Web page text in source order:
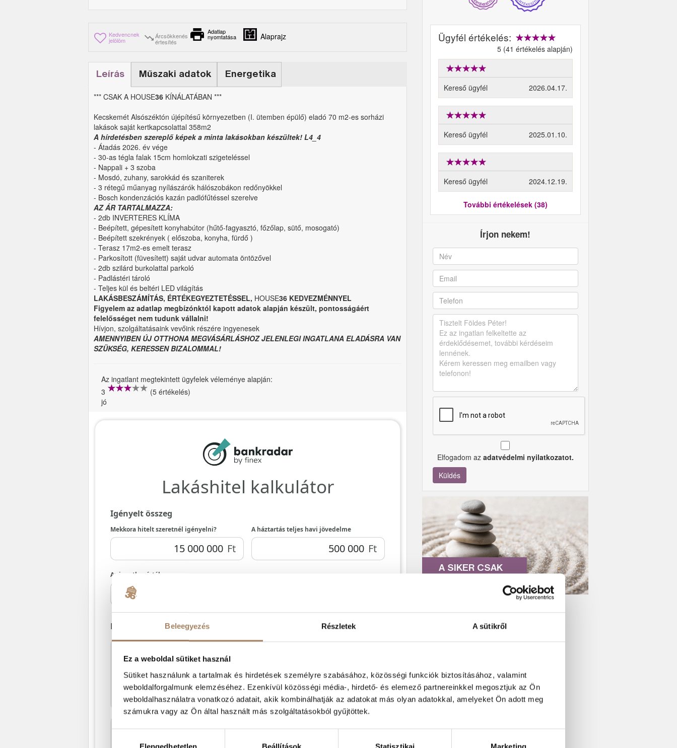
Beleegyezés Részletek A sütikről
Ez a weboldal sütiket használ
Sütiket használunk a tartalmak és hirdetések személyre szabásához, közösségi funkciók biztosításához, valamint
weboldalforgalmunk elemzéséhez. Ezenkívül közösségi média-, hirdető- és elemező partnereinkkel megosztjuk az Ön
weboldalhasználatra vonatkozó adatait, akik kombinálhatják az adatokat más olyan adatokkal, amelyeket Ön adott meg
számukra vagy az Ön által használt más szolgáltatásokból gyűjtöttek.
Kedvencnek
jelölöm
Árcsökkenés
értesítés
Adatlap
nyomtatása Alaprajz
Leírás Műszaki adatok Energetika
*** CSAK A HOUSE36 KÍNÁLATÁBAN ***
Kecskemét Alsószéktón újépítésű környezetben (I. ütemben épülő) eladó 70 m2-es sorházi
lakások saját kertkapcsolattal 358m2
A hírdetésben szereplő képek a minta lakásokban készültek! L4_4
- Átadás 2026. év vége
- 30-as tégla falak 15cm homlokzati szigeteléssel
- Nappali + 3 szoba
- Mosdó, zuhany, sarokkád és szaniterek
- 3 rétegű műanyag nyílászárók hálószobákon redőnyökkel
- Bosch kondenzációs kazán padlófűtéssel szerelve
AZ ÁR TARTALMAZZA:
- 2db INVERTERES KLÍMA
- Beépített, gépesített konyhabútor (hűtő-fagyasztó, főzőlap, sütő, mosogató)
- Beépített szekrények ( előszoba, konyha, fürdő )
- Terasz 17m2-es emelt terasz
- Parkosított (füvesített) saját udvar automata öntözővel
- 2db szilárd burkolattal parkoló
- Padlástéri tároló
- Teljes kül és beltéri LED világítás
LAKÁSBESZÁMÍTÁS, ÉRTÉKEGYEZTETÉSSEL, HOUSE36 KEDVEZMÉNNYEL
Figyelem az adatlap megbízónktól kapott adatok alapján készült, pontosságáért
felelősséget nem tudunk vállalni!
Hívjon, szolgáltatásaink vevőink részére ingyenesek
AMENNYIBEN ÚJ OTTHONA MEGVÁSÁRLÁSHOZ JELENLEGI INGATLANA ELADÁSRA VAN
SZÜKSÉG, KERESSEN BIZALOMMAL!
Az ingatlant megtekintett ügyfelek véleménye alapján:
3
(5 értékelés)
jó
Ügyfél értékelés:
5 (41 értékelés alapján)
Kereső ügyfél 2026.04.17.
Kereső ügyfél 2025.01.10.
Kereső ügyfél 2024.12.19.
További értékelések (38)
Írjon nekem!
Elfogadom az adatvédelmi nyilatkozatot.
Küldés
A SIKER CSAK